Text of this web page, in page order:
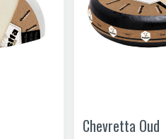
Chevretta Oud